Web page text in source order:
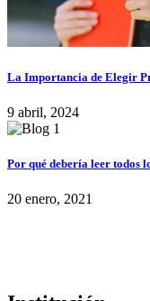
La Importancia de Elegir
9 abril, 2024
Por qué debería leer todos
20 enero, 2021